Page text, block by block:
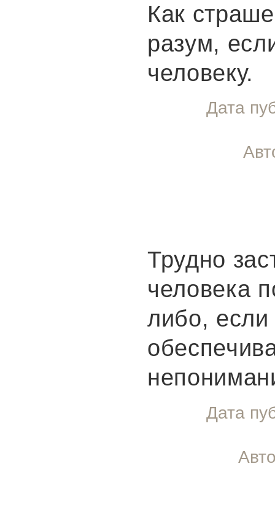
Как
разум,
человеку.
Дата
Трудно
человека
либо, если
Дата